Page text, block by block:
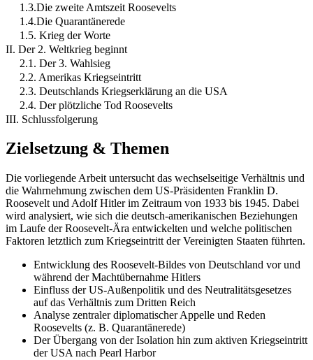
1.3.Die zweite Amtszeit Roosevelts
1.4.Die Quarantänerede
1.5. Krieg der Worte
II. Der 2. Weltkrieg beginnt
2.1. Der 3. Wahlsieg
2.2. Amerikas Kriegseintritt
2.3. Deutschlands Kriegserklärung an die USA
2.4. Der plötzliche Tod Roosevelts
III. Schlussfolgerung
Zielsetzung & Themen
Die vorliegende Arbeit untersucht das wechselseitige Verhältnis und
die Wahrnehmung zwischen dem US-Präsidenten Franklin D.
Roosevelt und Adolf Hitler im Zeitraum von 1933 bis 1945. Dabei
wird analysiert, wie sich die deutsch-amerikanischen Beziehungen
im Laufe der Roosevelt-Ära entwickelten und welche politischen
Faktoren letztlich zum Kriegseintritt der Vereinigten Staaten führten.
Entwicklung des Roosevelt-Bildes von Deutschland vor und
während der Machtübernahme Hitlers
Einfluss der US-Außenpolitik und des Neutralitätsgesetzes
auf das Verhältnis zum Dritten Reich
Analyse zentraler diplomatischer Appelle und Reden
Roosevelts (z. B. Quarantänerede)
Der Übergang von der Isolation hin zum aktiven Kriegseintritt
der USA nach Pearl Harbor